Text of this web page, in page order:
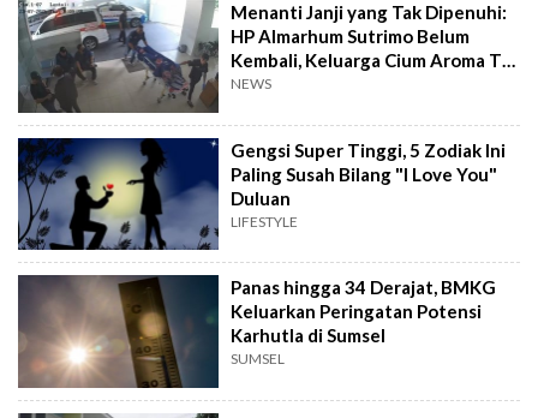
Menanti Janji yang Tak Dipenuhi:
HP Almarhum Sutrimo Belum
Kembali, Keluarga Cium Aroma Tak
Beres
NEWS
Gengsi Super Tinggi, 5 Zodiak Ini
Paling Susah Bilang "I Love You"
Duluan
LIFESTYLE
Panas hingga 34 Derajat, BMKG
Keluarkan Peringatan Potensi
Karhutla di Sumsel
SUMSEL